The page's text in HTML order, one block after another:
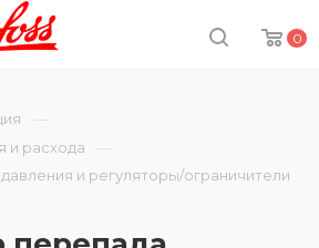
0
и расхода
и регуляторы/ограничители